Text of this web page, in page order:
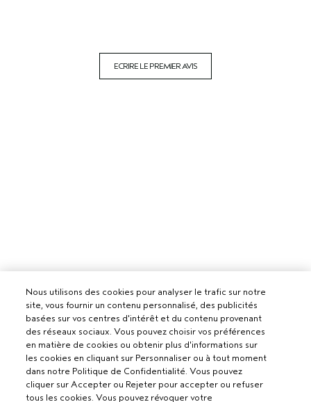
ECRIRE LE PREMIER AVIS
Nous utilisons des cookies pour analyser le trafic sur notre
site, vous fournir un contenu personnalisé, des publicités
basées sur vos centres d'intérêt et du contenu provenant
des réseaux sociaux. Vous pouvez choisir vos préférences
en matière de cookies ou obtenir plus d'informations sur
les cookies en cliquant sur Personnaliser ou à tout moment
dans notre Politique de Confidentialité. Vous pouvez
cliquer sur Accepter ou Rejeter pour accepter ou refuser
tous les cookies. Vous pouvez révoquer votre